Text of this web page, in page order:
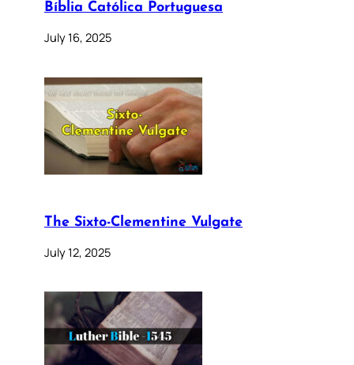
Bíblia Católica Portuguesa
July 16, 2025
The Sixto-Clementine Vulgate
July 12, 2025